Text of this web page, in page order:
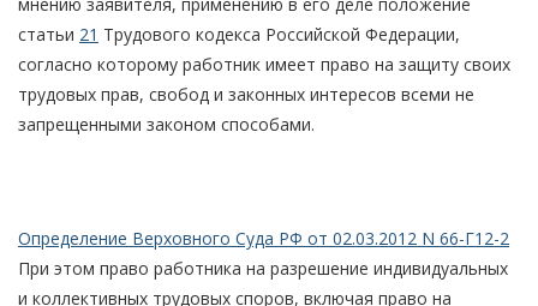
статьи 21 Трудового кодекса Российской Федерации,
согласно которому работник имеет право на защиту своих
трудовых прав, свобод и законных интересов всеми не
запрещенными законом способами.
Определение Верховного Суда РФ от 02.03.2012 N 66-Г12-2
При этом право работника на разрешение индивидуальных
и коллективных трудовых споров, включая право на